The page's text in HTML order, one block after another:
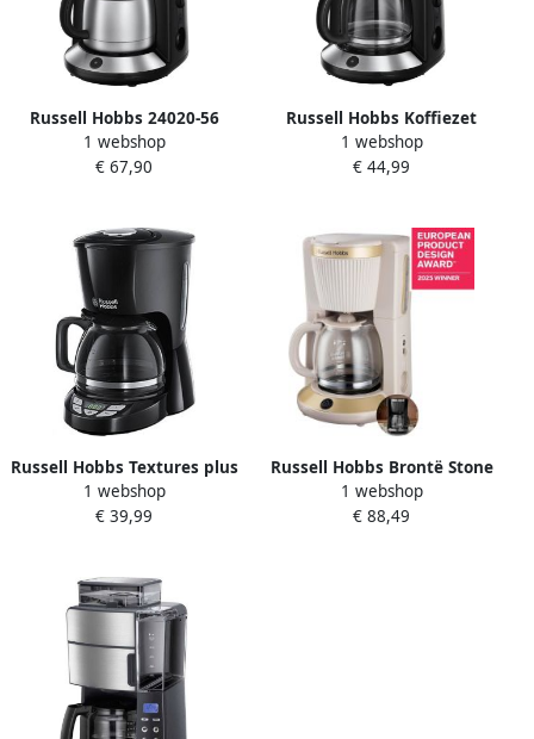
Russell Hobbs 24020-56
Adventure Thermal
Brushed
1 webshop
€ 67,90
Russell Hobbs Koffiezet
Adventure Brushed 24010-
56 |
Koffie&Ontbijt | 24010-56
1 webshop
€ 44,99
Russell Hobbs Textures plus
22620-56 Filter
Koffiezetapparaat Zwart
1 webshop
€ 39,99
Russell Hobbs Brontë Stone
Filterkoffiezetapparaat
26781-56
1 webshop
€ 88,49